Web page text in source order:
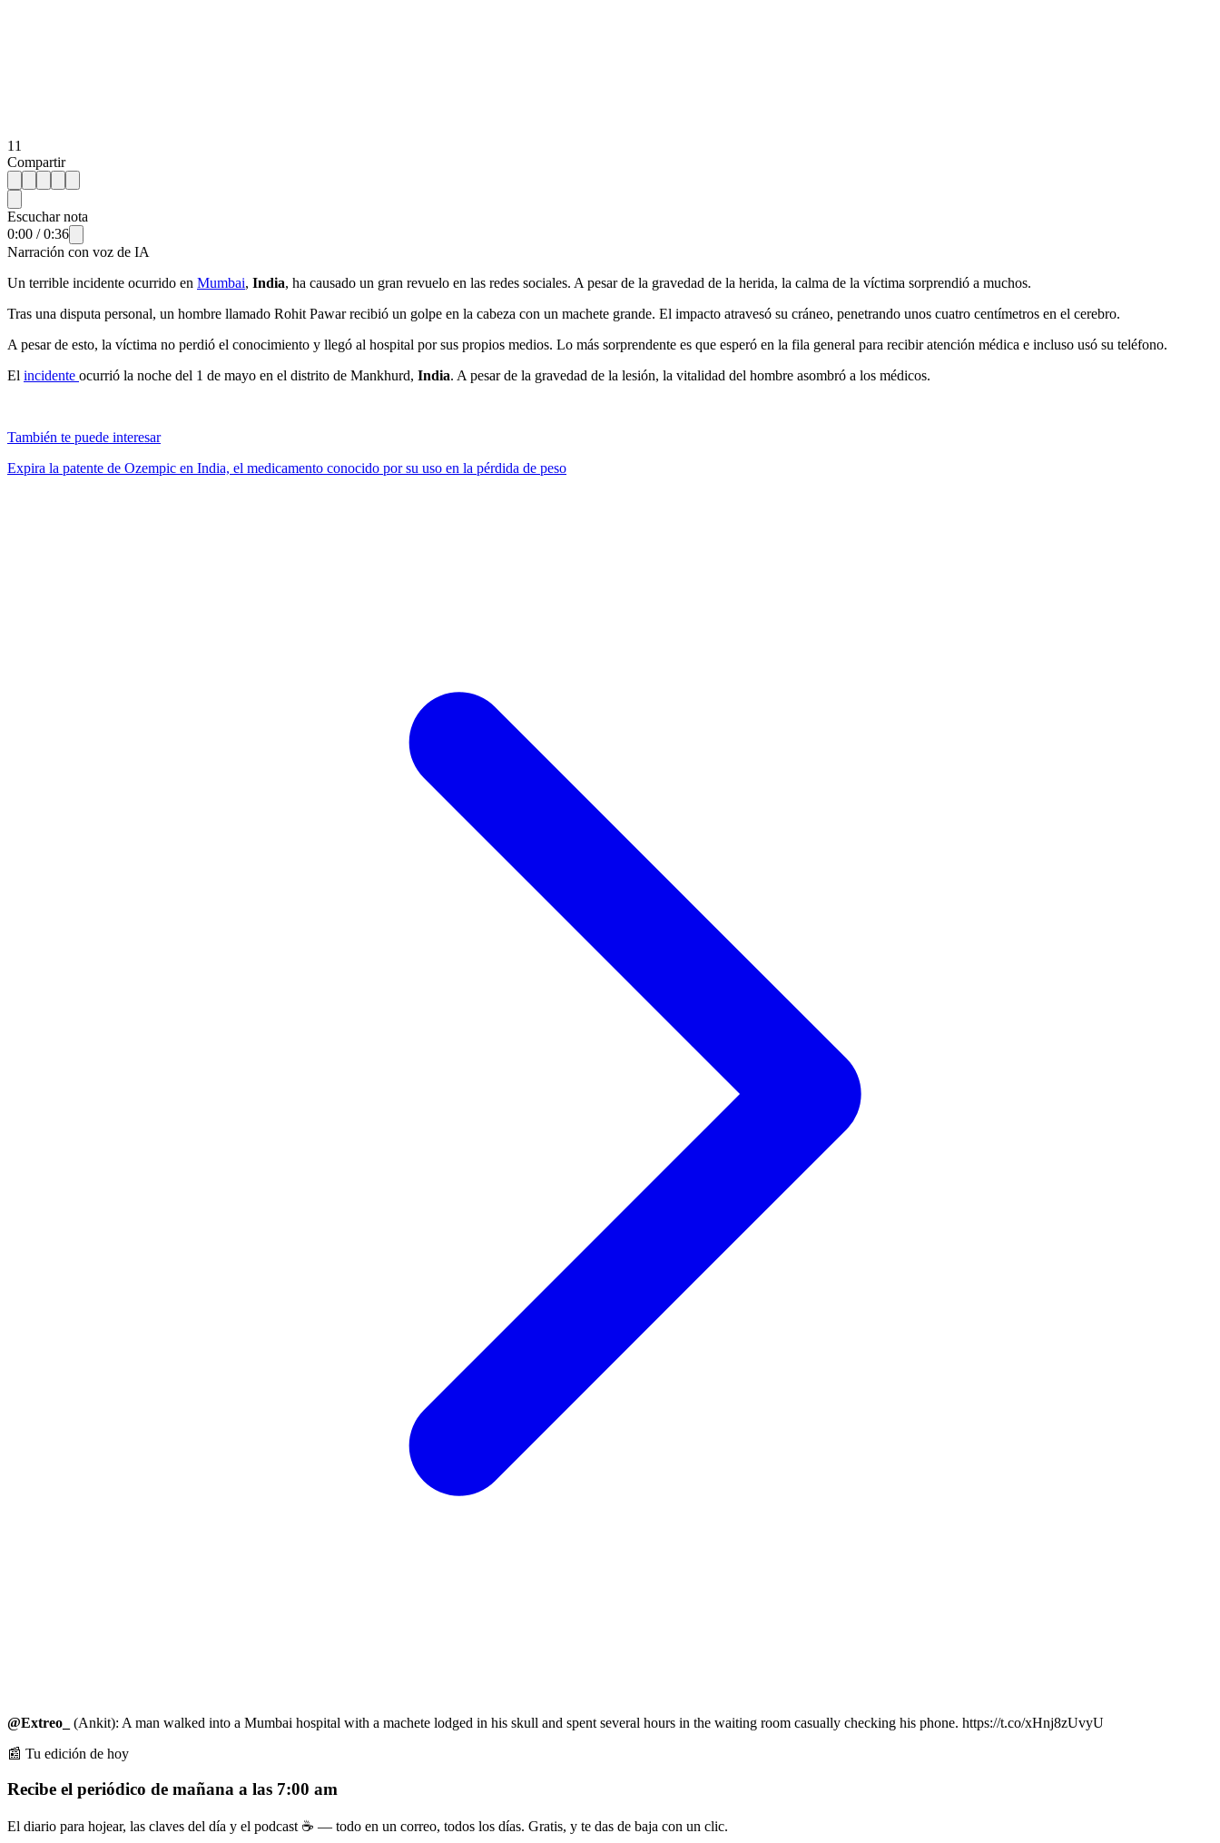
11
Compartir
Escuchar nota
0:00 /0:36
Narración con voz de IA
Un terrible incidente ocurrido en Mumbai, India, ha causado un gran revuelo en las redes sociales. A pesar de la gravedad de la herida, la calma de la víctima sorprendió a muchos.
Tras una disputa personal, un hombre llamado Rohit Pawar recibió un golpe en la cabeza con un machete grande. El impacto atravesó su cráneo, penetrando unos cuatro centímetros en el cerebro.
A pesar de esto, la víctima no perdió el conocimiento y llegó al hospital por sus propios medios. Lo más sorprendente es que esperó en la fila general para recibir atención médica e incluso usó su teléfono.
El incidente ocurrió la noche del 1 de mayo en el distrito de Mankhurd, India. A pesar de la gravedad de la lesión, la vitalidad del hombre asombró a los médicos.
También te puede interesar
Expira la patente de Ozempic en India, el medicamento conocido por su uso en la pérdida de peso
@Extreo_
(Ankit): A man walked into a Mumbai hospital with a machete lodged in his skull and spent several hours in the waiting room casually checking his phone. https://t.co/xHnj8zUvyU
📰 Tu edición de hoy
Recibe el periódico de mañana a las 7:00 am
El diario para hojear, las claves del día y el podcast ☕ — todo en un correo, todos los días. Gratis, y te das de baja con un clic.